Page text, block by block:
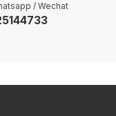
/ Wechat